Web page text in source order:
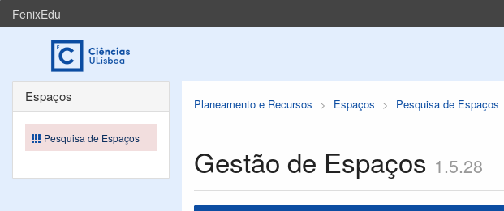
FenixEdu
Planeamento e Recursos Espaços Pesquisa de Espaços
Gestão de Espaços 1.5.28
Espaços
Pesquisa de Espaços